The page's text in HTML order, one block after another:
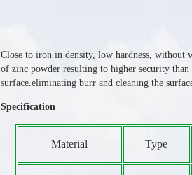
Close to iron in density, low hardness, without
of zinc powder resulting to higher security
surface.eliminating burr and cleaning the
Specification
Material Type